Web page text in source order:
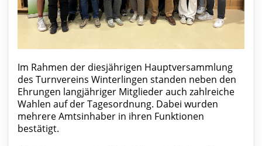
Im Rahmen der diesjährigen Hauptversammlung
des Turnvereins Winterlingen standen neben den
Ehrungen langjähriger Mitglieder auch zahlreiche
Wahlen auf der Tagesordnung. Dabei wurden
mehrere Amtsinhaber in ihren Funktionen
bestätigt.